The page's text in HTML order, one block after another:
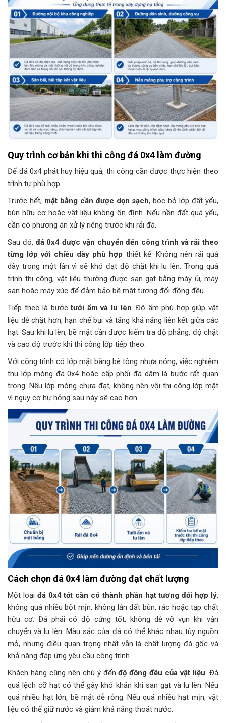
Quy trình cơ bản khi thi công đá 0x4 làm đường
Để đá 0x4 phát huy hiệu quả, thi công cần được thực hiện theo
trình tự phù hợp.
Trước hết, mặt bằng cần được dọn sạch, bóc bỏ lớp đất yếu,
bùn hữu cơ hoặc vật liệu không ổn định. Nếu nền đất quá yếu,
cần có phương án xử lý riêng trước khi rải đá.
Sau đó, đá 0x4 được vận chuyển đến công trình và rải theo
từng lớp với chiều dày phù hợp thiết kế. Không nên rải quá
dày trong một lần vì sẽ khó đạt độ chặt khi lu lèn. Trong quá
trình thi công, vật liệu thường được san gạt bằng máy ủi, máy
san hoặc máy xúc để đảm bảo bề mặt tương đối đồng đều.
Tiếp theo là bướctưới ẩm và lu lèn. Độ ẩm phù hợp giúp vật
liệu dễ chặt hơn, hạn chế bụi và tăng khả năng liên kết giữa các
hạt. Sau khi lu lèn, bề mặt cần được kiểm tra độ phẳng, độ chặt
và cao độ trước khi thi công lớp tiếp theo.
Với công trình có lớp mặt bằng bê tông nhựa nóng, việc nghiệm
thu lớp móng đá 0x4 hoặc cấp phối đá dăm là bước rất quan
trọng. Nếu lớp móng chưa đạt, không nên vội thi công lớp mặt
vì nguy cơ hư hỏng sau này sẽ cao hơn.
Cách chọn đá 0x4 làm đường đạt chất lượng
Một loại đá 0x4 tốt cần có thành phần hạt tương đối hợp lý,
không quá nhiều bột mịn, không lẫn đất bùn, rác hoặc tạp chất
hữu cơ. Đá phải có độ cứng tốt, không dễ vỡ vụn khi vận
chuyển và lu lèn. Màu sắc của đá có thể khác nhau tùy nguồn
mỏ, nhưng điều quan trọng nhất vẫn là chất lượng đá gốc và
khả năng đáp ứng yêu cầu công trình.
Khách hàng cũng nên chú ý đếnđộ đồng đều của vật liệu. Đá
quá lệch cỡ hạt có thể gây khó khăn khi san gạt và lu lèn. Nếu
quá nhiều hạt lớn, bề mặt dễ rỗng. Nếu quá nhiều hạt mịn, vật
liệu có thể giữ nước và giảm khả năng thoát nước.